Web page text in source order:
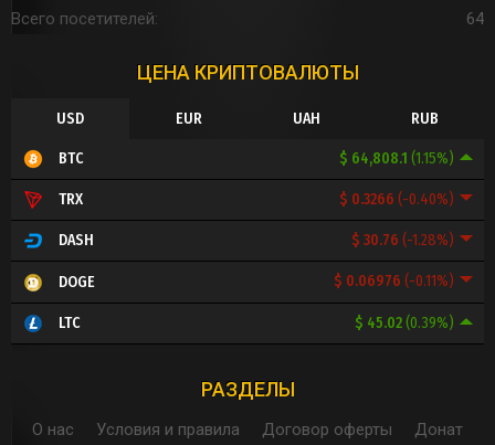
Всего посетителей
64
ЦЕНА КРИПТОВАЛЮТЫ
USD EUR UAH RUB
$ 64,808.1 (1.15%)
BTC
$ 0.3266 (-0.40%)
TRX
$ 30.76 (-1.28%)
DASH
$ 0.06976 (-0.11%)
DOGE
$ 45.02(0.39%)
LTC
РАЗДЕЛЫ
О нас Условия и правила Договор оферты Донат